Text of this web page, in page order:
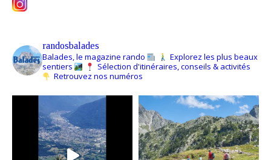
randosbalades
Balades, le magazine rando
Explorez les plus beaux
sentiers
Sélection d'itinéraires, conseils & activités
Retrouvez nos numéros